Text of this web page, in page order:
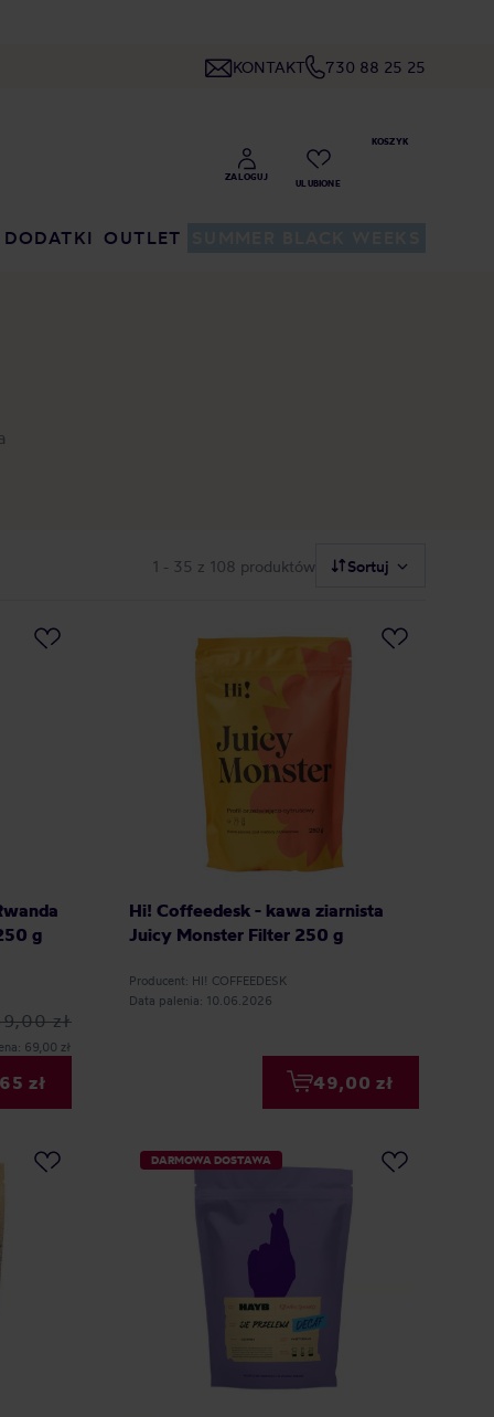
KONTAKT 730 88 25 25
DODATKI OUTLET
1 - 35 z 108 produktów Sortuj
g
zł
69,00 zł
zł
Hi! Coffeedesk - kawa ziarnista
Juicy Monster Filter 250 g
Producent: HI! COFFEEDESK
Data palenia: 10.06.2026
49,00 zł
DARMOWA DOSTAWA